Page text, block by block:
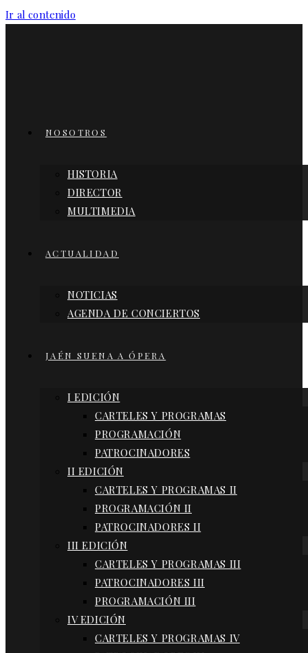
Ir al contenido
NOSOTROS
HISTORIA
DIRECTOR
MULTIMEDIA
ACTUALIDAD
NOTICIAS
AGENDA DE CONCIERTOS
JAÉN SUENA A ÓPERA
I EDICIÓN
CARTELES Y PROGRAMAS
PROGRAMACIÓN
PATROCINADORES
II EDICIÓN
CARTELES Y PROGRAMAS II
PROGRAMACIÓN II
PATROCINADORES II
III EDICIÓN
CARTELES Y PROGRAMAS III
PATROCINADORES III
PROGRAMACIÓN III
IV EDICIÓN
CARTELES Y PROGRAMAS IV